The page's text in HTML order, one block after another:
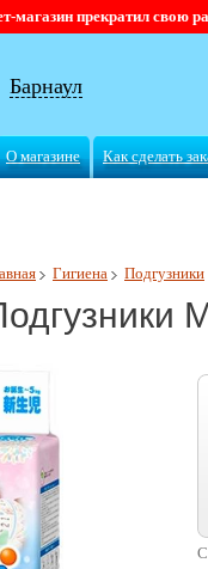
прекратил свою
Барнаул
О магазине Как сделать
Гигиена Подгузники